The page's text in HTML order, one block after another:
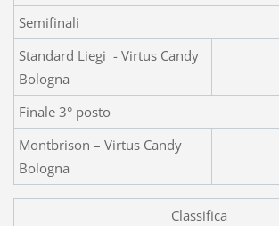
Semifinali
Standard Liegi - Virtus Candy
Bologna
Finale 3° posto
Montbrison – Virtus Candy
Bologna
Classifica